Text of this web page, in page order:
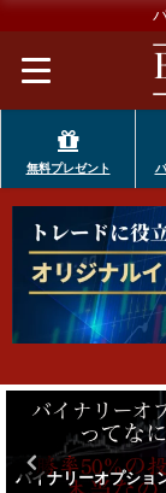
無料プレゼント
ハイ
ハイローオースト